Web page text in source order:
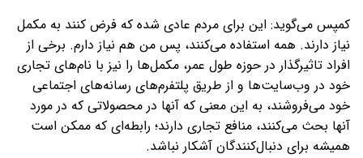
کمپس می‌گوید: این برای مردم عادی شده که فرض کنند به مکمل
نیاز دارند. همه استفاده می‌کنند، پس من هم نیاز دارم. برخی از
افراد تاثیرگذار در حوزه طول عمر، مکمل‌ها را نیز با نام‌های تجاری
خود در وب‌سایت‌ها و از طریق پلتفرم‌های رسانه‌های اجتماعی
خود می‌فروشند، به این معنی که آنها در محصولاتی که در مورد
آنها بحث می‌کنند، منافع تجاری دارند؛ رابطه‌ای که ممکن است
همیشه برای دنبال‌کنندگان آشکار نباشد.